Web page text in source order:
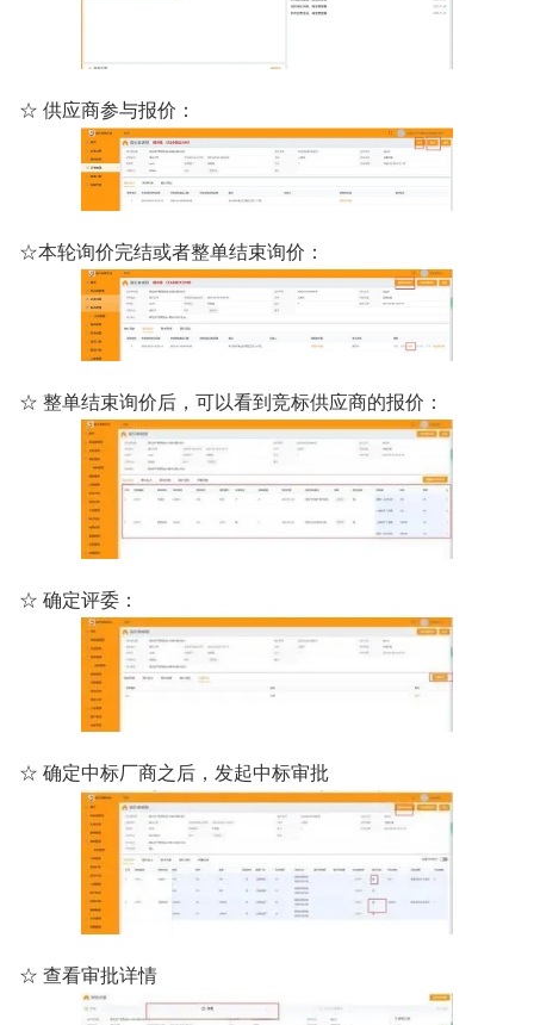
☆ 供应商参与报价：
☆本轮询价完结或者整单结束询价：
☆ 整单结束询价后，可以看到竞标供应商的报价：
☆ 确定评委：
☆ 确定中标厂商之后，发起中标审批
☆ 查看审批详情